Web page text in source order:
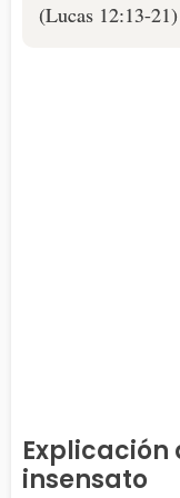
(Lucas 12:13-21)
insensato